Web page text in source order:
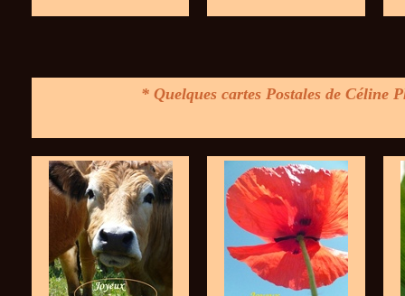
* Quelques cartes Postales de Céline